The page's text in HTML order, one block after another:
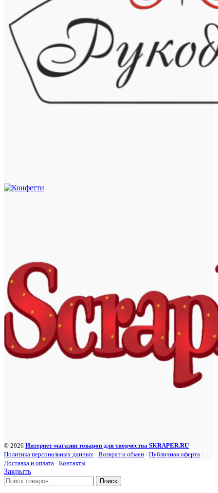
© 2026 Интернет-магазин товаров для творчества SKRAPER.RU
Политика персональных данных · Возврат и обмен · Публичная оферта ·
Доставка и оплата · Контакты
Закрыть
Поиск